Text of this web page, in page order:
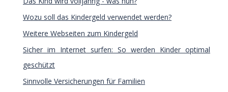
Wozu soll das Kindergeld verwendet werden?
Weitere Webseiten zum Kindergeld
Sicher im Internet surfen: So werden Kinder optimal
geschützt
Sinnvolle Versicherungen für Familien